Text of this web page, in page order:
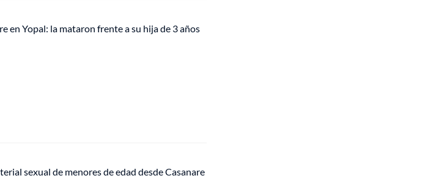
en Yopal: la mataron frente a su hija de 3 años
sexual de menores de edad desde Casanare